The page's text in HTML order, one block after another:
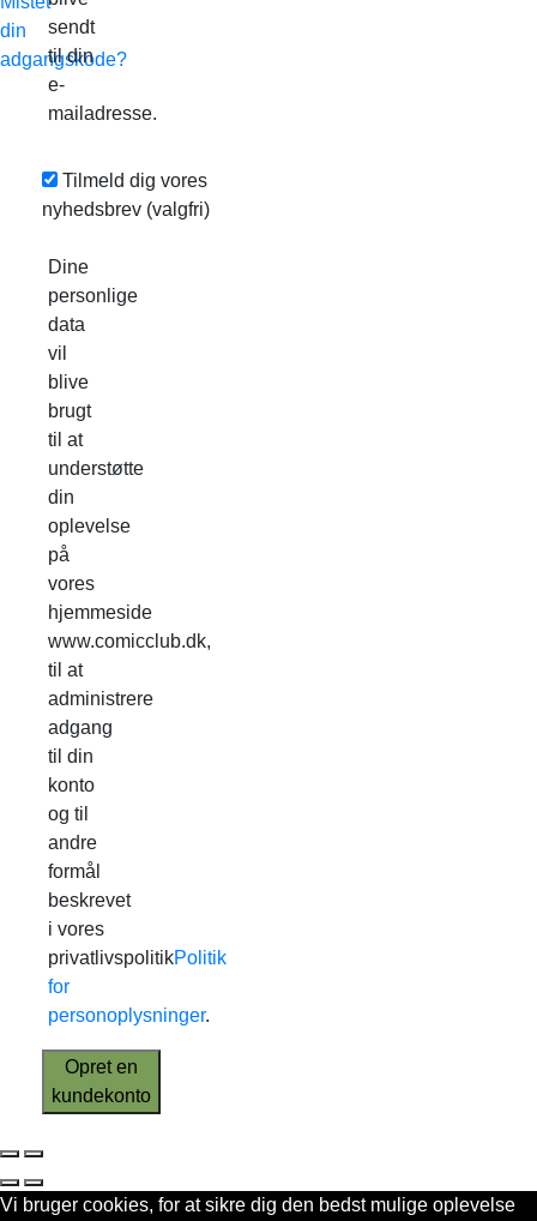
din
adgangskode?
sendt
til din
e-
mailadresse.
Tilmeld dig vores
nyhedsbrev (valgfri)
Dine
personlige
data
vil
blive
brugt
til at
understøtte
din
oplevelse
på
vores
hjemmeside
www.comicclub.dk,
til at
administrere
adgang
til din
konto
og til
andre
formål
beskrevet
i vores
privatlivspolitikPolitik
for
personoplysninger.
Opret en
kundekonto
Vi bruger cookies, for at sikre dig den bedst mulige oplevelse